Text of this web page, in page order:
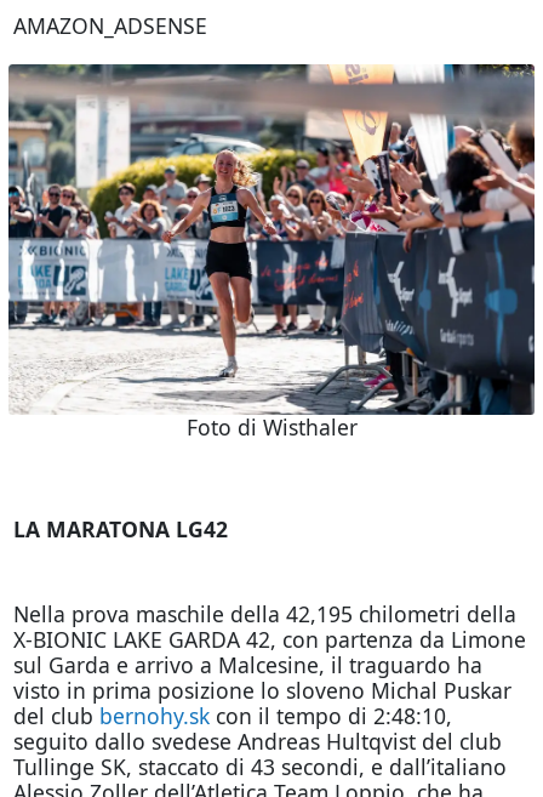
AMAZON_ADSENSE
Foto di Wisthaler
LA MARATONA LG42
Nella prova maschile della 42,195 chilometri della
X-BIONIC LAKE GARDA 42, con partenza da Limone
sul Garda e arrivo a Malcesine, il traguardo ha
visto in prima posizione lo sloveno Michal Puskar
del club bernohy.sk con il tempo di 2:48:10,
seguito dallo svedese Andreas Hultqvist del club
Tullinge SK, staccato di 43 secondi, e dall’italiano